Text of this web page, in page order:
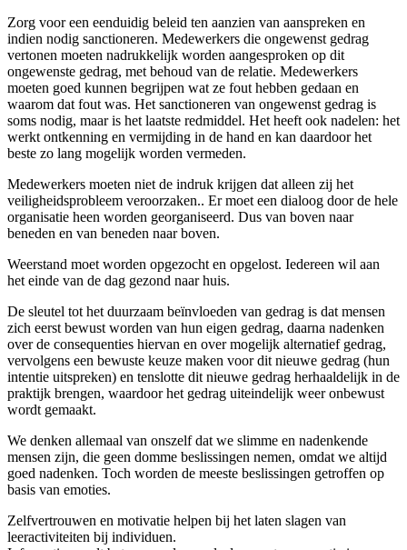
Zorg voor een eenduidig beleid ten aanzien van aanspreken en
indien nodig sanctioneren. Medewerkers die ongewenst gedrag
vertonen moeten nadrukkelijk worden aangesproken op dit
ongewenste gedrag, met behoud van de relatie. Medewerkers
moeten goed kunnen begrijpen wat ze fout hebben gedaan en
waarom dat fout was. Het sanctioneren van ongewenst gedrag is
soms nodig, maar is het laatste redmiddel. Het heeft ook nadelen: het
werkt ontkenning en vermijding in de hand en kan daardoor het
beste zo lang mogelijk worden vermeden.
Medewerkers moeten niet de indruk krijgen dat alleen zij het
veiligheidsprobleem veroorzaken.. Er moet een dialoog door de hele
organisatie heen worden georganiseerd. Dus van boven naar
beneden en van beneden naar boven.
Weerstand moet worden opgezocht en opgelost. Iedereen wil aan
het einde van de dag gezond naar huis.
De sleutel tot het duurzaam beïnvloeden van gedrag is dat mensen
zich eerst bewust worden van hun eigen gedrag, daarna nadenken
over de consequenties hiervan en over mogelijk alternatief gedrag,
vervolgens een bewuste keuze maken voor dit nieuwe gedrag (hun
intentie uitspreken) en tenslotte dit nieuwe gedrag herhaaldelijk in de
praktijk brengen, waardoor het gedrag uiteindelijk weer onbewust
wordt gemaakt.
We denken allemaal van onszelf dat we slimme en nadenkende
mensen zijn, die geen domme beslissingen nemen, omdat we altijd
goed nadenken. Toch worden de meeste beslissingen getroffen op
basis van emoties.
Zelfvertrouwen en motivatie helpen bij het laten slagen van
leeractiviteiten bij individuen.